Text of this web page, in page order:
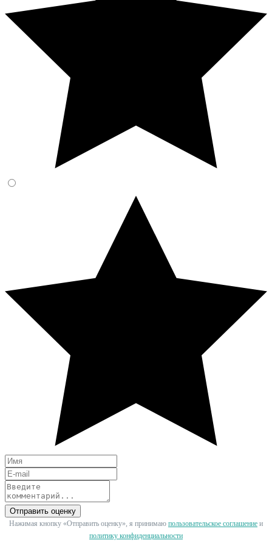
Отправить оценку
Нажимая кнопку «Отправить оценку», я принимаю пользовательское соглашение и
политику конфиденциальности